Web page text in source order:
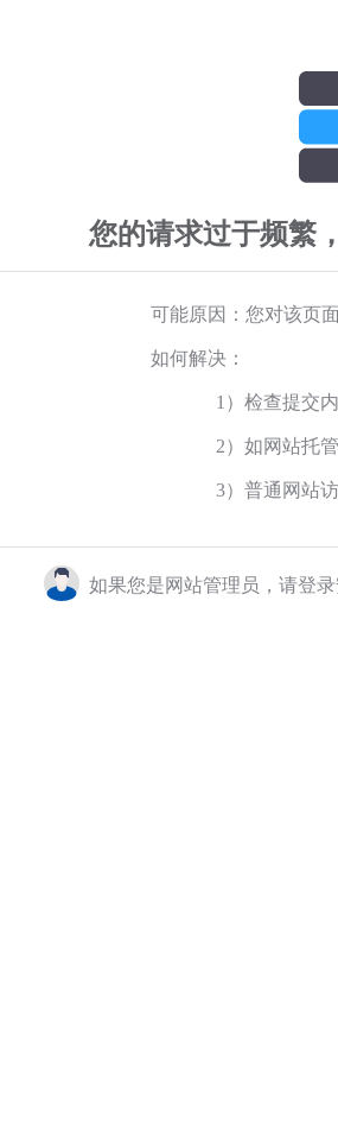
您的请求过于频繁
可能原因：您对该页
如何解决：
1）检查提交
2）如网站托
3）普通网站
如果您是网站管理员，请登